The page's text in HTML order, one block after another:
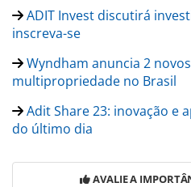
ADIT Invest discutirá
inscreva-se
Wyndham anuncia 2
multipropriedade no Brasil
Adit Share 23: inovação e
do último dia
AVALIE A